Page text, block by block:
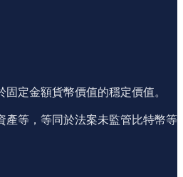
定金額貨幣價值的穩定價值。
產等，等同於法案未監管比特幣等